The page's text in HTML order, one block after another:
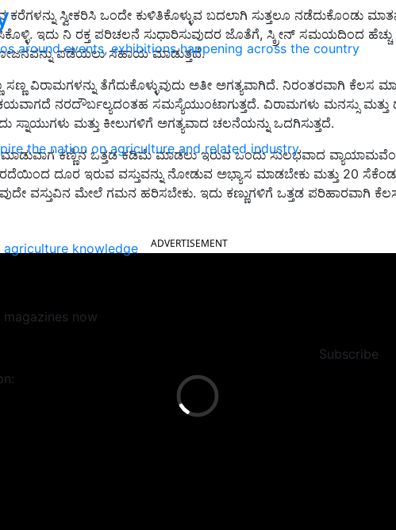
around events, exhibitions happening across the country
the nation on agriculture and related industry
knowledge
now
Subscribe
ಸ್ವೀಕರಿಸಿ ಒಂದೇ ಕುಳಿತಿಕೊಳ್ಳುವ ಬದಲಾಗಿ ಸುತ್ತಲೂ ನಡೆದುಕೊಂಡು
ಇದು ನಿ ರಕ್ತ ಪರಿಚಲನೆ ಸುಧಾರಿಸುವುದರ ಜೊತೆಗೆ, ಸ್ಕ್ರೀನ್ ಸಮಯದಿಂದ ಹೆಚ್ಚು
ಪಡೆಯಲು ಸಹಾಯ ಮಾಡುತ್ತದೆ.
ವಿರಾಮಗಳನ್ನು ತೆಗೆದುಕೊಳ್ಳುವುದು ಅತೀ ಅಗತ್ಯವಾಗಿದೆ. ನಿರಂತರವಾಗಿ ಕೆಲಸ
ನರದೌರ್ಬಲ್ಯದಂತಹ ಸಮಸ್ಯೆಯುಂಟಾಗುತ್ತದೆ. ವಿರಾಮಗಳು ಮನಸ್ಸು ಮತ್ತು
ಸ್ನಾಯುಗಳು ಮತ್ತು ಕೀಲುಗಳಿಗೆ ಅಗತ್ಯವಾದ ಚಲನೆಯನ್ನು ಒದಗಿಸುತ್ತದೆ.
ಕಣ್ಣಿನ ಒತ್ತಡ ಕಡಿಮೆ ಮಾಡಲು ಇರುವ ಒಂದು ಸುಲಭವಾದ
ದೂರ ಇರುವ ವಸ್ತುವನ್ನು ನೋಡುವ ಅಭ್ಯಾಸ ಮಾಡಬೇಕು ಮತ್ತು 20
ವಸ್ತುವಿನ ಮೇಲೆ ಗಮನ ಹರಿಸಬೇಕು. ಇದು ಕಣ್ಣುಗಳಿಗೆ ಒತ್ತಡ ಪರಿಹಾರವಾಗಿ